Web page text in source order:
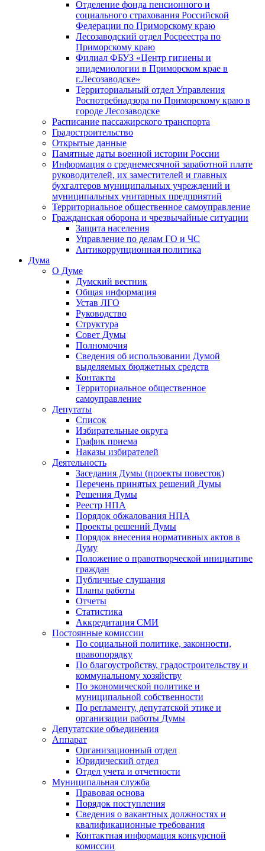
Отделение фонда пенсионного и
социального страхования Российской
Федерации по Приморскому краю
Лесозаводский отдел Росреестра по
Приморскому краю
Филиал ФБУЗ «Центр гигиены и
эпидемиологии в Приморском крае в
г.Лесозаводске»
Территориальный отдел Управления
Роспотребнадзора по Приморскому краю в
городе Лесозаводске
Расписание пассажирского транспорта
Градостроительство
Открытые данные
Памятные даты военной истории России
Информация о среднемесячной заработной плате
руководителей, их заместителей и главных
бухгалтеров муниципальных учреждений и
муниципальных унитарных предприятий
Территориальное общественное самоуправление
Гражданская оборона и чрезвычайные ситуации
Защита населения
Управление по делам ГО и ЧС
Антикоррупционная политика
Дума
О Думе
Думский вестник
Общая информация
Устав ЛГО
Руководство
Структура
Совет Думы
Полномочия
Сведения об использовании Думой
выделяемых бюджетных средств
Контакты
Территориальное общественное
самоуправление
Депутаты
Список
Избирательные округа
График приема
Наказы избирателей
Деятельность
Заседания Думы (проекты повесток)
Перечень принятых решений Думы
Решения Думы
Реестр НПА
Порядок обжалования НПА
Проекты решений Думы
Порядок внесения нормативных актов в
Думу
Положение о правотворческой инициативе
граждан
Публичные слушания
Планы работы
Отчеты
Статистика
Аккредитация СМИ
Постоянные комиссии
По социальной политике, законности,
правопорядку
По благоустройству, градостроительству и
коммунальному хозяйству
По экономической политике и
муниципальной собственности
По регламенту, депутатской этике и
организации работы Думы
Депутатские объединения
Аппарат
Организационный отдел
Юридический отдел
Отдел учета и отчетности
Муниципальная служба
Правовая основа
Порядок поступления
Сведения о вакантных должностях и
квалификационные требования
Контактная информация конкурсной
комиссии